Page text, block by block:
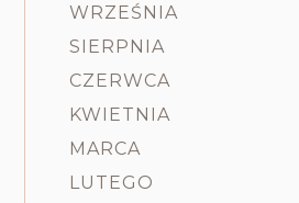
WRZEŚNIA
SIERPNIA
CZERWCA
KWIETNIA
MARCA
LUTEGO